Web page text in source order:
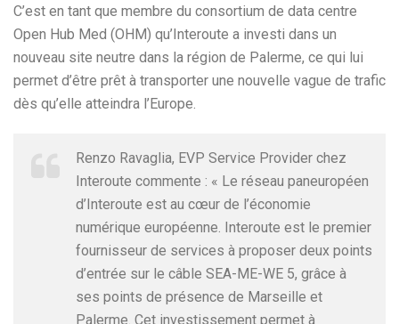
C’est en tant que membre du consortium de data centre
Open Hub Med (OHM) qu’Interoute a investi dans un
nouveau site neutre dans la région de Palerme, ce qui lui
permet d’être prêt à transporter une nouvelle vague de trafic
dès qu’elle atteindra l’Europe.
Renzo Ravaglia, EVP Service Provider chez
Interoute commente : « Le réseau paneuropéen
d’Interoute est au cœur de l’économie
numérique européenne. Interoute est le premier
fournisseur de services à proposer deux points
d’entrée sur le câble SEA-ME-WE 5, grâce à
ses points de présence de Marseille et
Palerme. Cet investissement permet à